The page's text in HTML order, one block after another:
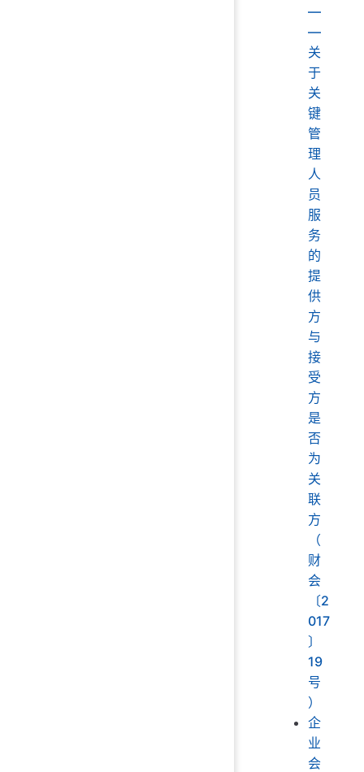
—
—
关
于
关
键
管
理
人
员
服
务
的
提
供
方
与
接
受
方
是
否
为
关
联
方
（
财
会
〔2
017
〕
19
号
）
企
业
会